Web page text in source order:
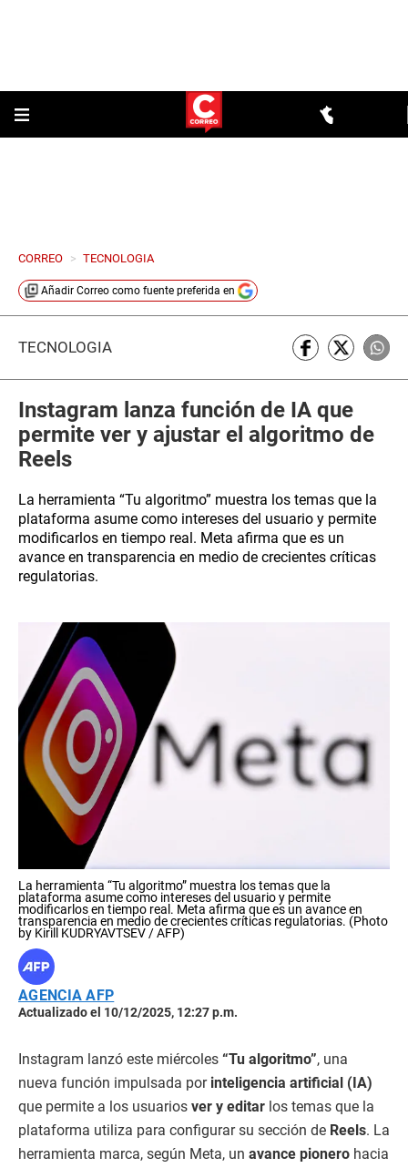
CORREO > TECNOLOGIA
Añadir Correo como fuente preferida en
TECNOLOGÍA
Instagram lanza función de IA que
permite ver y ajustar el algoritmo de
Reels
La herramienta “Tu algoritmo” muestra los temas que la
plataforma asume como intereses del usuario y permite
modificarlos en tiempo real. Meta afirma que es un
avance en transparencia en medio de crecientes críticas
regulatorias.
La herramienta “Tu algoritmo” muestra los temas que la
plataforma asume como intereses del usuario y permite
modificarlos en tiempo real. Meta afirma que es un avance en
transparencia en medio de crecientes críticas regulatorias. (Photo
by Kirill KUDRYAVTSEV / AFP)
AGENCIA AFP
Actualizado el 10/12/2025, 12:27 p.m.
Instagram lanzó este miércoles “Tu algoritmo”, una
nueva función impulsada por inteligencia artificial (IA)
que permite a los usuarios ver y editar los temas que la
plataforma utiliza para configurar su sección de Reels. La
herramienta marca, según Meta, un avance pionero hacia